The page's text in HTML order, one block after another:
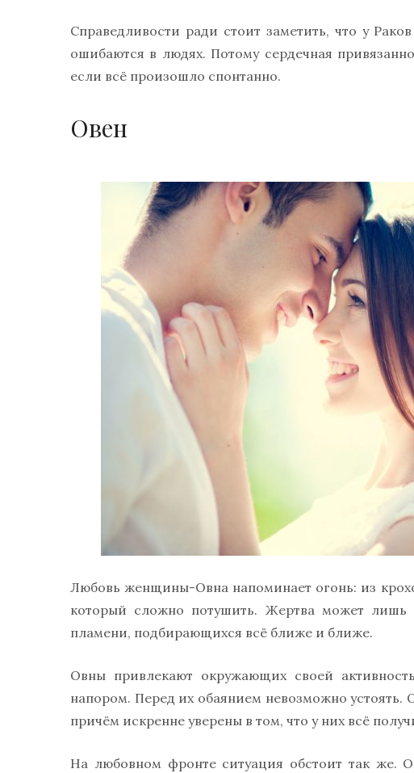
Справедливости ради стоит заметить, что у
ошибаются в людях. Потому сердечная
если всё произошло спонтанно.
Овен
Любовь женщины-Овна напоминает огонь: из
который сложно потушить. Жертва может лишь
пламени, подбирающихся всё ближе и ближе.
Овны привлекают окружающих своей
напором. Перед их обаянием невозможно
причём искренне уверены в том, что у них всё
На любовном фронте ситуация обстоит так же.